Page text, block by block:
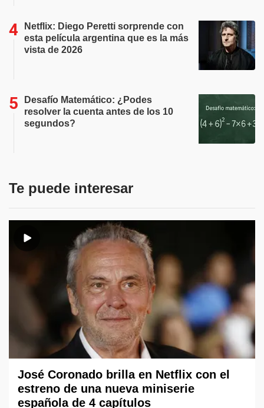
Netflix: Diego Peretti sorprende con
esta película argentina que es la más
vista de 2026
Desafío Matemático: ¿Podes
resolver la cuenta antes de los 10
segundos?
Te puede interesar
José Coronado brilla en Netflix con el
estreno de una nueva miniserie
española de 4 capítulos